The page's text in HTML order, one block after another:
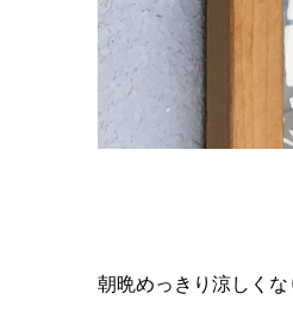
朝晩めっきり涼しくな